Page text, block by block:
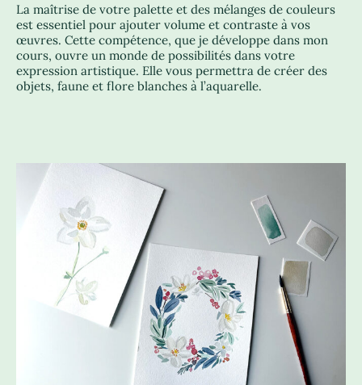
La maîtrise de votre palette et des mélanges de couleurs
est essentiel pour ajouter volume et contraste à vos
œuvres. Cette compétence, que je développe dans mon
cours, ouvre un monde de possibilités dans votre
expression artistique. Elle vous permettra de créer des
objets, faune et flore blanches à l’aquarelle.